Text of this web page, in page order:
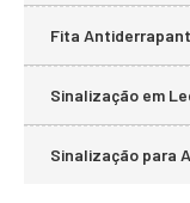
Fita
Sinalização em
Sinalização para